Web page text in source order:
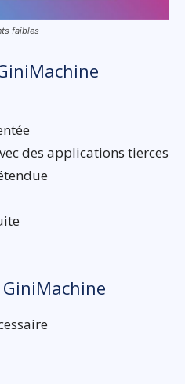
faibles
des applications tierces